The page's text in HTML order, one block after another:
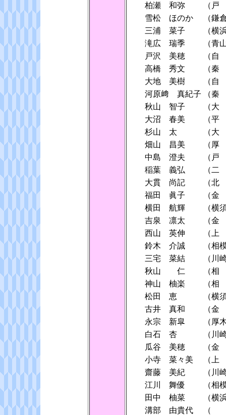
柏瀬 和弥
（
雪松 ほのか
（鎌
三浦 菜子
（横
滝広 瑞季
（青
戸沢 美穂
（
高橋 秀文
（
大地 美樹
（
河原﨑 真紀子
（
秋山 智子
（
大沼 春美
（
杉山 太
（
畑山 昌美
（
中島 澄夫
（
稲葉 義弘
（
大貫 尚記
（
福田 眞子
（
横田 航輝
（横
吉泉 凛太
（
西山 英伸
（
鈴木 介誠
（相
三宅 菜結
（川
秋山 仁
（
神山 柚楽
（
松田 恵
（横
古井 真和
（
永宗 新皐
（厚
白石 杏
（川
瓜谷 美穂
（
小寺 菜々美
（
齋藤 美紀
（川
江川 舞優
（相
田中 柚菜
（横
溝部 由貴代
（